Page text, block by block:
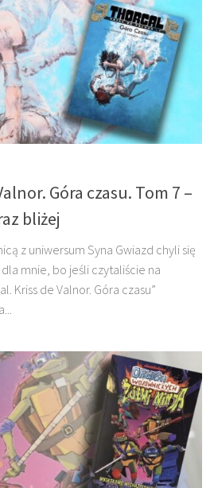
Góra czasu. Tom 7 –
bliżej
z uniwersum Syna Gwiazd chyli się
mnie, bo jeśli czytaliście na
Kriss de Valnor. Góra czasu”